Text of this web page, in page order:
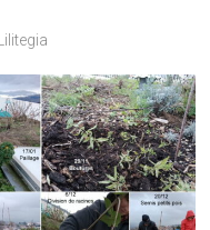
Lilitegia